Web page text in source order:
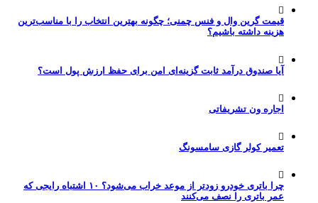
قیمت گرین وال و فنس چمنی؛ چگونه بهترین انتخاب را با مناسب‌ترین
هزینه داشته باشیم؟
آیا صندوق درآمد ثابت گزینه‌ای امن برای حفظ ارزش پول است؟
اجاره ون تشریفاتی
تعمیر کولر گازی سامسونگ
چرا باتری خودرو زودتر از موعد خراب می‌شود؟ ۱۰ اشتباه رایجی که
عمر باتری را نصف می‌کنند